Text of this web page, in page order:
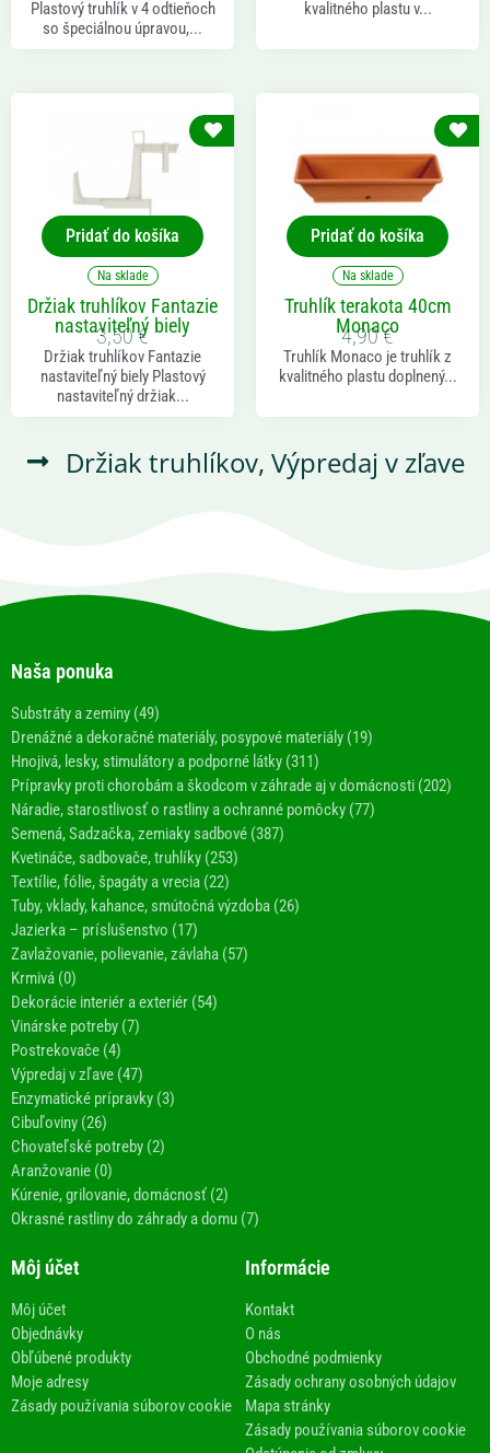
Plastový truhlík v 4 odtieňoch
so špeciálnou úpravou,...
kvalitného plastu v...
Pridať do košíka
Na sklade
Držiak truhlíkov Fantazie
nastaviteľný biely
3,50€
Držiak truhlíkov Fantazie
nastaviteľný biely Plastový
nastaviteľný držiak...
Pridať do košíka
Na sklade
Truhlík terakota 40cm
Monaco
4,90€
Truhlík Monaco je truhlík z
kvalitného plastu doplnený...
Držiak truhlíkov, Výpredaj v zľave
Naša ponuka
Substráty a zeminy (49)
Drenážné a dekoračné materiály, posypové materiály (19)
Hnojivá, lesky, stimulátory a podporné látky (311)
Prípravky proti chorobám a škodcom v záhrade aj v domácnosti (202)
Náradie, starostlivosť o rastliny a ochranné pomôcky (77)
Semená, Sadzačka, zemiaky sadbové (387)
Kvetináče, sadbovače, truhlíky (253)
Textílie, fólie, špagáty a vrecia (22)
Tuby, vklady, kahance, smútočná výzdoba (26)
Jazierka – príslušenstvo (17)
Zavlažovanie, polievanie, závlaha (57)
Krmivá (0)
Dekorácie interiér a exteriér (54)
Vinárske potreby (7)
Postrekovače (4)
Výpredaj v zľave (47)
Enzymatické prípravky (3)
Cibuľoviny (26)
Chovateľské potreby (2)
Aranžovanie (0)
Kúrenie, grilovanie, domácnosť (2)
Okrasné rastliny do záhrady a domu (7)
Môj účet
Môj účet
Objednávky
Obľúbené produkty
Moje adresy
Zásady používania súborov cookie
Informácie
Kontakt
O nás
Obchodné podmienky
Zásady ochrany osobných údajov
Mapa stránky
Zásady používania súborov cookie